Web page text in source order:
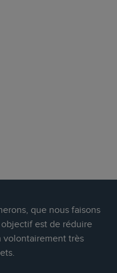
que nous faisons
est de réduire
volontairement très